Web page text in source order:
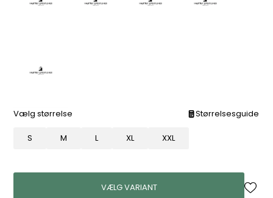
Vælg størrelse Størrelsesguide
S M L XL XXL
VÆLG VARIANT